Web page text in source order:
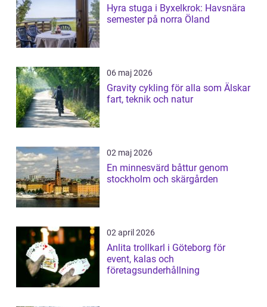
Hyra stuga i Byxelkrok: Havsnära
semester på norra Öland
06 maj 2026
Gravity cykling för alla som Älskar
fart, teknik och natur
02 maj 2026
En minnesvärd båttur genom
stockholm och skärgården
02 april 2026
Anlita trollkarl i Göteborg för
event, kalas och
företagsunderhållning